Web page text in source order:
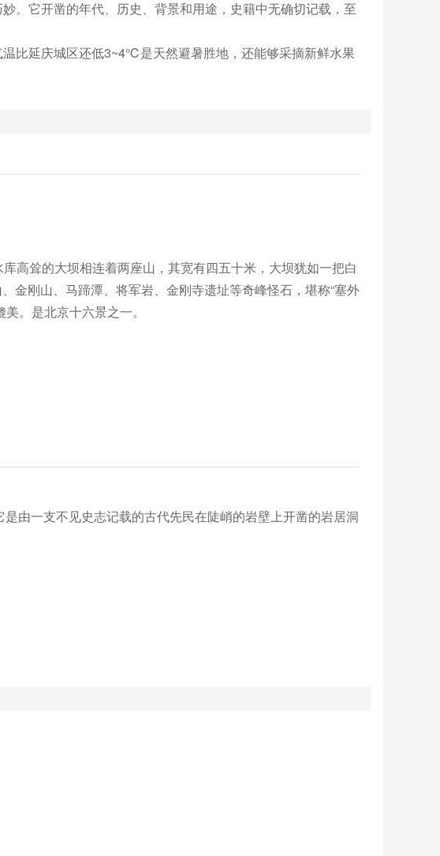
。它开凿的年代、历史、背景和用途，史籍中无确切记载，至
比延庆城区还低3~4℃是天然避暑胜地，还能够采摘新鲜水果
高耸的大坝相连着两座山，其宽有四五十米，大坝犹如一把白
金刚山、马蹄潭、将军岩、金刚寺遗址等奇峰怪石，堪称“塞外
。是北京十六景之一。
由一支不见史志记载的古代先民在陡峭的岩壁上开凿的岩居洞